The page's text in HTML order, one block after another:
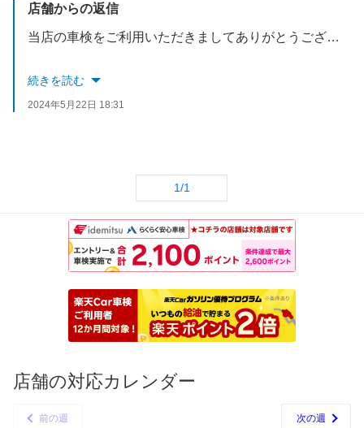
店舗からの返信
当店の車検をご利用いただきましてありがとうございます。
お客様にご満足いただける車検を提供して参ります。
続きを読む
2024年5月22日 18:31
1/1
店舗の対応カレンダー
前の週 次の週